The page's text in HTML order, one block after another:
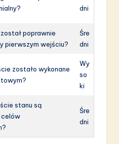
dni
poprawnie
pierwszym wejściu?
Śre
dni
zostało wykonane
Wy
so
ki
stanu są
celów
Śre
dni